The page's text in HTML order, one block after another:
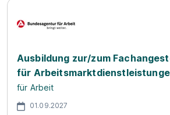
Ausbildung zur/zum
für
für Arbeit
01.09.2027